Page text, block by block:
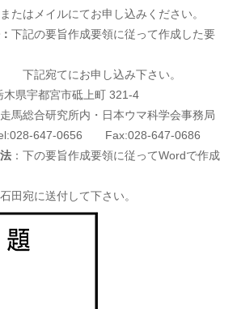
たはメイルにてお申し込みください。
下記の要旨作成要領に従って作成した要
申し込み下さい。
宇都宮市砥上町 321-4
走馬総合研究所内・日本ウマ科学会事務局
Fax:028-647-0686
：下の要旨作成要領に従ってWordで作成
田宛に送付して下さい。